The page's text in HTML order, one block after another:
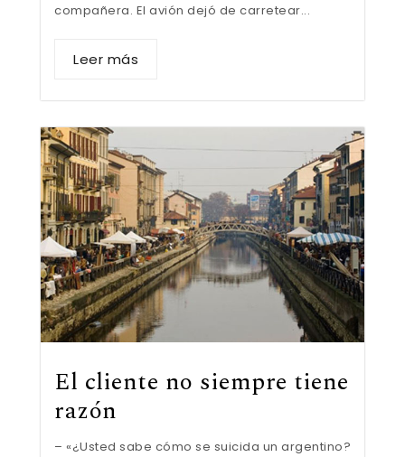
compañera. El avión dejó de carretear...
Leer más
El cliente no siempre tiene
razón
– «¿Usted sabe cómo se suicida un argentino?